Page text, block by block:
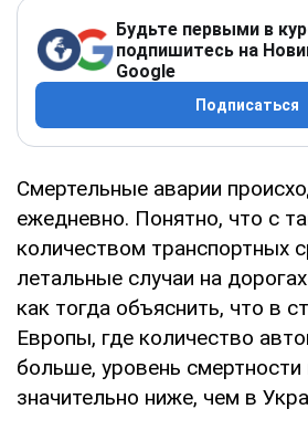
Будьте первыми в
подпишитесь на
Google
Подписаться
Смертельные аварии
ежедневно. Понятно, что с
количеством транспортных
летальные случаи на
как тогда объяснить, что в
Европы, где количество
больше, уровень
значительно ниже, чем в